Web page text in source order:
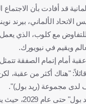
قد أفادت بأن
الاتحاد الألماني، بيرند
مع كلوب، الذي يعمل
ويقيم في نيويورك.
أمام إتمام الصفقة
"هناك أكثر من عقبة،
لدى مجموعة (ريد بول)".
ويمتد عقد كلوب